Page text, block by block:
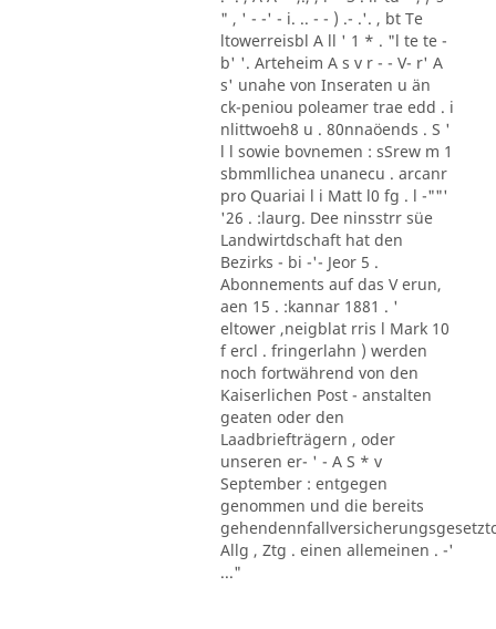
" , ' - -' - i. .. - - ) .- .'. , bt Te
ltowerreisbl A ll ' 1 * . "l te te -
b' '. Arteheim A s v r - - V- r' A
s' unahe von Inseraten u än
ck-peniou poleamer trae edd . i
nlittwoeh8 u . 80nnaöends . S '
l l sowie bovnemen : sSrew m 1
sbmmllichea unanecu . arcanr
pro Quariai l i Matt l0 fg . l -""'
'26 . :laurg. Dee ninsstrr süe
Landwirtdschaft hat den
Bezirks - bi -'- Jeor 5 .
Abonnements auf das V erun,
aen 15 . :kannar 1881 . '
eltower ,neigblat rris l Mark 10
f ercl . fringerlahn ) werden
noch fortwährend von den
Kaiserlichen Post - anstalten
geaten oder den
Laadbriefträgern , oder
unseren er- ' - A S * v
September : entgegen
genommen und die bereits
Allg , Ztg . einen allemeinen . -'
..."